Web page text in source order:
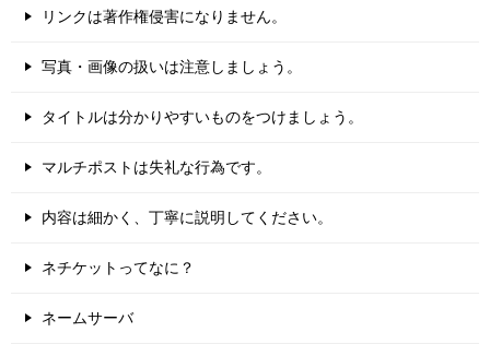
リンクは著作権侵害になりません。
写真・画像の扱いは注意しましょう。
タイトルは分かりやすいものをつけましょう。
マルチポストは失礼な行為です。
内容は細かく、丁寧に説明してください。
ネチケットってなに？
ネームサーバ